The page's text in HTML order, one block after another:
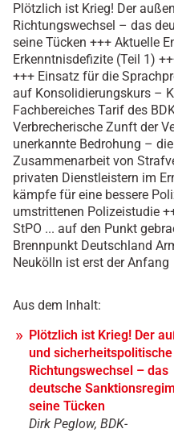
Plötzlich ist Krieg! Der
Richtungswechsel – das
seine Tücken +++ Aktuelle
Erkenntnisdefizite (Teil 1)
+++ Einsatz für die
auf Konsolidierungskurs –
Fachbereiches Tarif des
Verbrecherische Zunft der
unerkannte Bedrohung –
Zusammenarbeit von
privaten Dienstleistern im
kämpfe für eine bessere
umstrittenen Polizeistudie
StPO ... auf den Punkt
Brennpunkt Deutschland
Neukölln ist erst der Anfang
Aus dem Inhalt:
Plötzlich ist Krieg! Der
und sicherheitspolitische
Richtungswechsel – das
deutsche
seine Tücken
Dirk Peglow, BDK-